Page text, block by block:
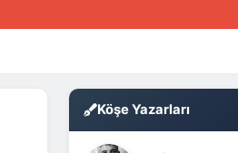
Köşe Yazarları